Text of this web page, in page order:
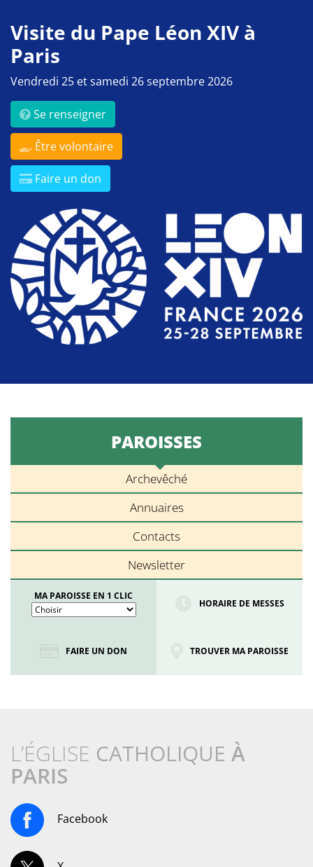
Visite du Pape Léon XIV à
Paris
Vendredi 25 et samedi 26 septembre 2026
Se renseigner
Être volontaire
Faire un don
PAROISSES
Archevêché
Annuaires
Contacts
Newsletter
MA PAROISSE EN 1 CLIC
HORAIRE DE MESSES
FAIRE UN DON TROUVER MA PAROISSE
L’ÉGLISE CATHOLIQUE À
PARIS
Facebook